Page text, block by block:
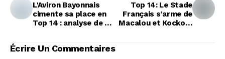
L'Aviron Bayonnais
cimente sa place en
Top 14 : analyse de la
Top 14: Le Stade
Français s'arme de
Macalou et Kockott
Écrire Un Commentaires